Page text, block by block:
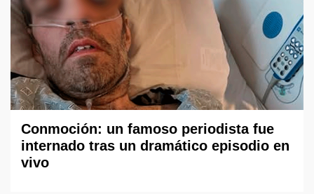
Conmoción: un famoso periodista fue
internado tras un dramático episodio en
vivo